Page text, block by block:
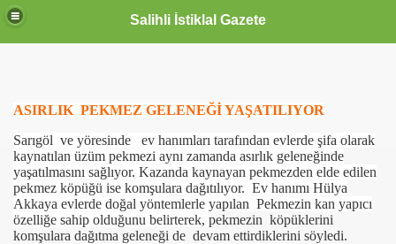
Salihli İstiklal Gazete
ASIRLIK PEKMEZ GELENEĞİ YAŞATILIYOR
Sarıgöl ve yöresinde ev hanımları tarafından evlerde şifa olarak
kaynatılan üzüm pekmezi aynı zamanda asırlık geleneğinde
yaşatılmasını sağlıyor. Kazanda kaynayan pekmezden elde edilen
pekmez köpüğü ise komşulara dağıtılıyor. Ev hanımı Hülya
Akkaya evlerde doğal yöntemlerle yapılan Pekmezin kan yapıcı
özelliğe sahip olduğunu belirterek, pekmezin köpüklerini
komşulara dağıtma geleneği de devam ettirdiklerini söyledi.